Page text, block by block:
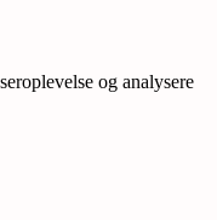
og analysere